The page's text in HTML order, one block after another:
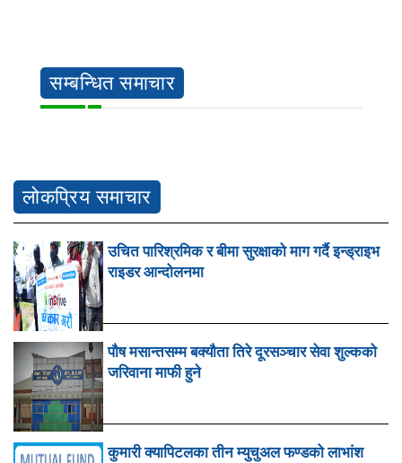
सम्बन्धित समाचार
लोकप्रिय समाचार
उचित पारिश्रमिक र बीमा सुरक्षाको माग गर्दै इन्ड्राइभ
राइडर आन्दोलनमा
पौष मसान्तसम्म बक्यौता तिरे दूरसञ्चार सेवा शुल्कको
जरिवाना माफी हुने
कुमारी क्यापिटलका तीन म्युचुअल फण्डको लाभांश